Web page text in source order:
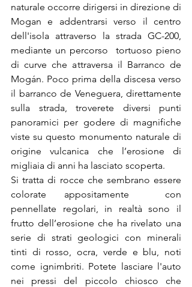
naturale occorre dirigersi in direzione di
Mogan e addentrarsi verso il centro
dell'isola attraverso la strada GC-200,
mediante un percorso  tortuoso pieno
di curve che attraversa il Barranco de
Mogán. Poco prima della discesa verso
il barranco de Veneguera, direttamente
sulla strada, troverete diversi punti
panoramici per godere di magnifiche
viste su questo monumento naturale di
origine vulcanica che l’erosione di
migliaia di anni ha lasciato scoperta.
Si tratta di rocce che sembrano essere
colorate appositamente  con
pennellate regolari, in realtà sono il
frutto dell’erosione che ha rivelato una
serie di strati geologici con minerali
tinti di rosso, ocra, verde e blu, noti
come ignimbriti. Potete lasciare l'auto
nei pressi del piccolo chiosco che